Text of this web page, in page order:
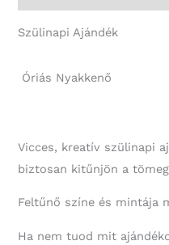
Szülinapi Ajándék
Óriás Nyakkenő
Vicces, kreatív szülinapi
biztosan kitűnjön a
Feltűnő színe és mintája
Ha nem tuod mit